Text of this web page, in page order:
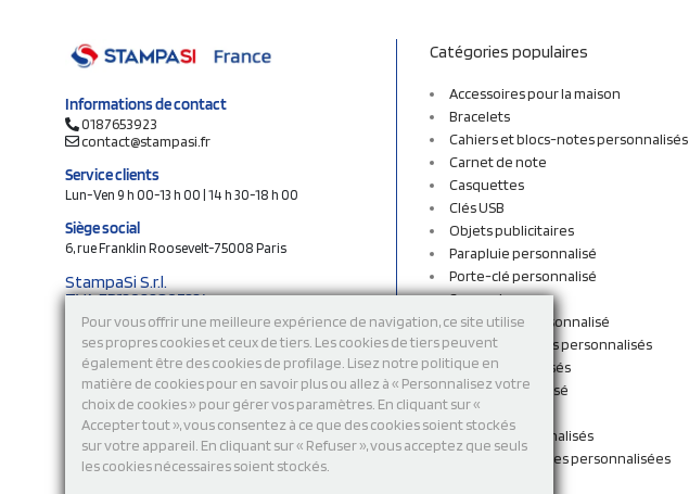
Pour vous offrir une meilleure expérience de navigation, ce site utilise
ses propres cookies et ceux de tiers. Les cookies de tiers peuvent
également être des cookies de profilage. Lisez notre politique en
matière de cookies pour en savoir plus ou allez à « Personnalisez votre
choix de cookies » pour gérer vos paramètres. En cliquant sur «
Accepter tout », vous consentez à ce que des cookies soient stockés
sur votre appareil. En cliquant sur « Refuser », vous acceptez que seuls
les cookies nécessaires soient stockés.
Informations de contact
0187653923
contact@stampasi.fr
Service clients
Lun-Ven 9 h 00-13 h 00 | 14 h 30-18 h 00
Siège social
6, rue Franklin Roosevelt-75008 Paris
StampaSi S.r.l.
TVA FR13922807334
N° Rea MI-2110632
Capital social € 250.000 i.v.
Découvrez notre catalogue en ligne
Catégories populaires
Accessoires pour la maison
Bracelets
Cahiers et blocs-notes personnalisés
Carnet de note
Casquettes
Clés USB
Objets publicitaires
Parapluie personnalisé
Porte-clé personnalisé
Sac cordon
Sac en tissu personnalisé
Sacs et sacs à dos personnalisés
Sacs personnalisés
Stylo personnalisé
Sweatshirts
T-shirts personnalisés
Tasses et Gourdes personnalisées